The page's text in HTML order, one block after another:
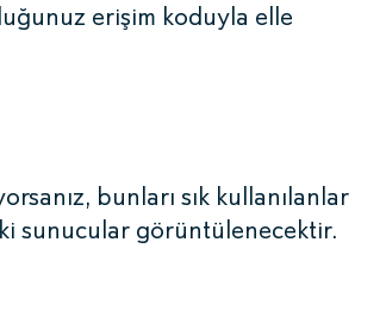
erişim koduyla elle
bunları sık kullanılanlar
sunucular görüntülenecektir.